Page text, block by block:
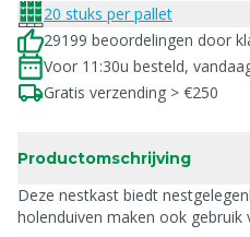
20 stuks per pallet
29199 beoordelingen door
Voor 11:30u besteld,
Gratis verzending > €250
Productomschrijving
Deze nestkast biedt
holenduiven maken ook gebruik